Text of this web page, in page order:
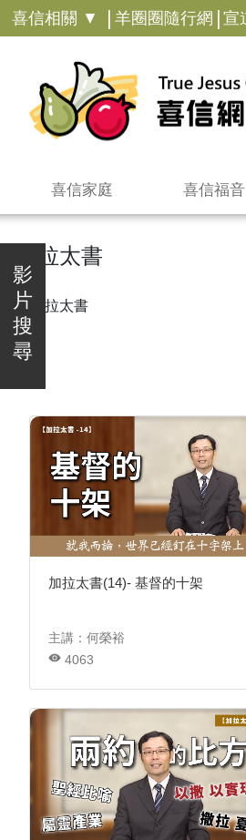
喜信相關 ▼ | 羊圈圈隨行網 | 宣
喜信家庭 喜信福音
影
片
搜
尋
加拉太書
加拉太書(14)- 基督的十架
主講：何榮裕
4063